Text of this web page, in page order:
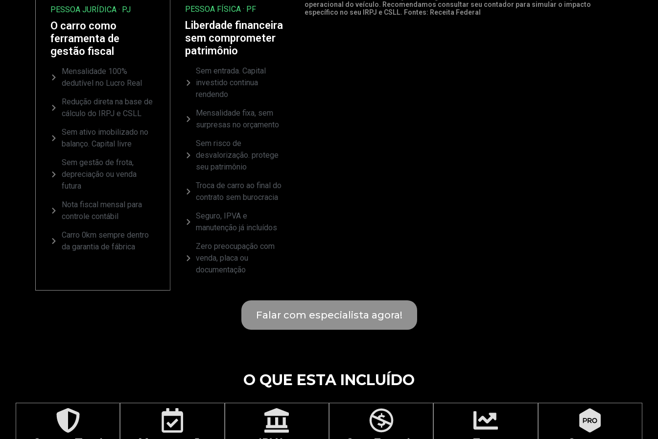
PESSOA JURÍDICA · PJ
O carro como
ferramenta de
gestão fiscal
Mensalidade 100%
dedutível no Lucro Real
Redução direta na base de
cálculo do IRPJ e CSLL
Sem ativo imobilizado no
balanço. Capital livre
Sem gestão de frota,
depreciação ou venda
futura
Nota fiscal mensal para
controle contábil
Carro 0km sempre dentro
da garantia de fábrica
PESSOA FÍSICA · PF
Liberdade financeira
sem comprometer
patrimônio
Sem entrada. Capital
investido continua
rendendo
Mensalidade fixa, sem
surpresas no orçamento
Sem risco de
desvalorização. protege
seu patrimônio
Troca de carro ao final do
contrato sem burocracia
Seguro, IPVA e
manutenção já incluídos
Zero preocupação com
venda, placa ou
documentação
operacional do veículo. Recomendamos consultar seu contador para simular o impacto
específico no seu IRPJ e CSLL. Fontes: Receita Federal
Falar com especialista agora!
O QUE ESTA INCLUÍDO